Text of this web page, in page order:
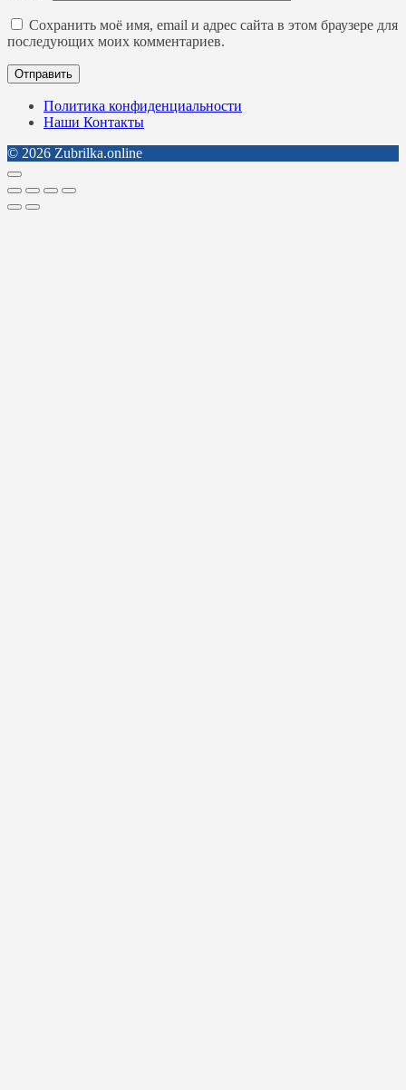
Сохранить моё имя, email и адрес сайта в этом браузере для
последующих моих комментариев.
Политика конфиденциальности
Наши Контакты
© 2026 Zubrilka.online